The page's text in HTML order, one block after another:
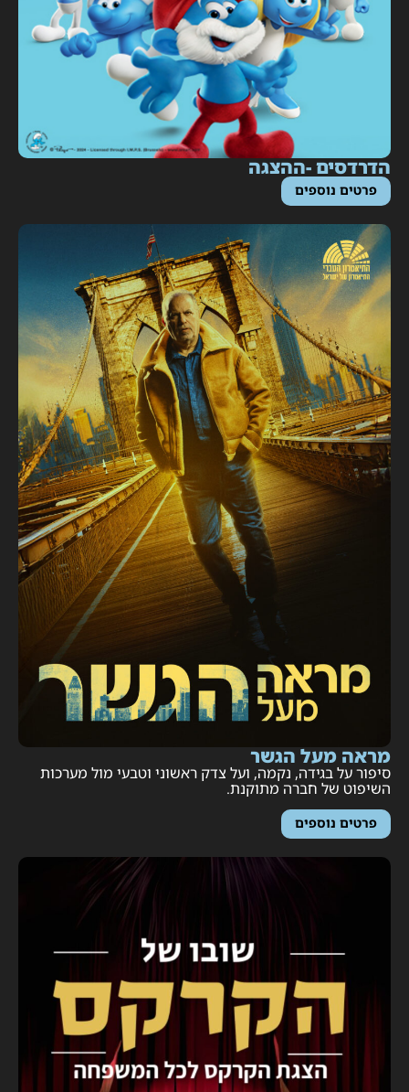
-ההצגה
פרטים נוספים
מעל הגשר
על בגידה, נקמה, ועל צדק ראשוני וטבעי מול מערכות
של חברה מתוקנת.
פרטים נוספים